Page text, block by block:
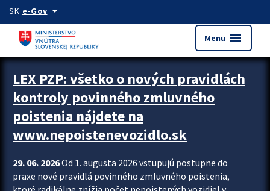
Preskocit na hlavný obsah
SK e-Govarrow_drop_down
Menu menu
Zastavit automatický posun upútavok
LEX PZP: všetko o nových pravidlách
kontroly povinného zmluvného
poistenia nájdete na
www.nepoistenevozidlo.sk
29. 06. 2026Od 1. augusta 2026 vstupujú postupne do
praxe nové pravidlá povinného zmluvného poistenia,